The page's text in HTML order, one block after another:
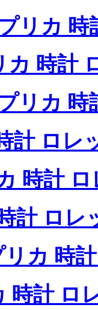
リカ 時
カ 時計
リカ 時
計 ロレ
時計
計 ロレ
リカ 時
時計 ロ